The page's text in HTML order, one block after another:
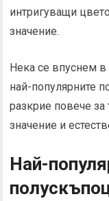
интригуващи
значение.
Нека се впуснем
най-популярните
разкрие повече за
значение и
Най-